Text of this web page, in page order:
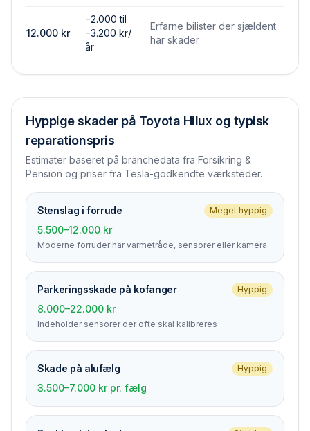
12.000 kr
−2.000 til
−3.200 kr/
år
Erfarne bilister der sjældent
har skader
Hyppige skader på Toyota Hilux og typisk
reparationspris
Estimater baseret på branchedata fra Forsikring &
Pension og priser fra Tesla-godkendte værksteder.
Stenslag i forrude Meget hyppig
5.500–12.000 kr
Moderne forruder har varmetråde, sensorer eller kamera
Parkerings­skade på kofanger Hyppig
8.000–22.000 kr
Indeholder sensorer der ofte skal kalibreres
Skade på alufælg Hyppig
3.500–7.000 kr pr. fælg